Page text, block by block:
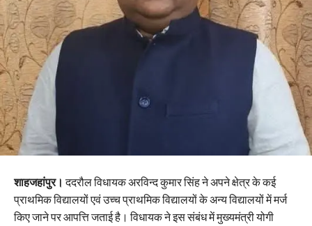
शाहजहांपुर। ददरौल विधायक अरविन्द कुमार सिंह ने अपने क्षेत्र के कई
प्राथमिक विद्यालयों एवं उच्च प्राथमिक विद्यालयों के अन्य विद्यालयों में मर्ज
किए जाने पर आपत्ति जताई है। विधायक ने इस संबंध में मुख्यमंत्री योगी